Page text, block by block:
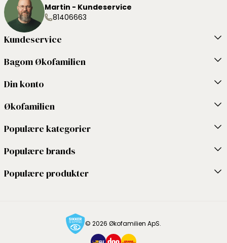
Martin - Kundeservice
81406663
Kundeservice
Bagom Økofamilien
Din konto
Økofamilien
Populære kategorier
Populære brands
Populære produkter
© 2026 Økofamilien ApS.